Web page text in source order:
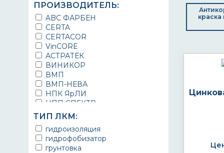
ПРОИЗВОДИТЕЛЬ:
ABC ФАРБЕН
CERTA
CERTACOR
VinCORE
АСТРАТЕК
ВИНИКОР
ВМП
ВМП-НЕВА
НПК ЯрЛИ
НПП СПЕКТР
НПФ ЭМАЛЬ
ТЕРМА
УРЕПЛЕН
ТИП ЛКМ:
гидроизоляция
гидрофобизатор
грунтовка
краска